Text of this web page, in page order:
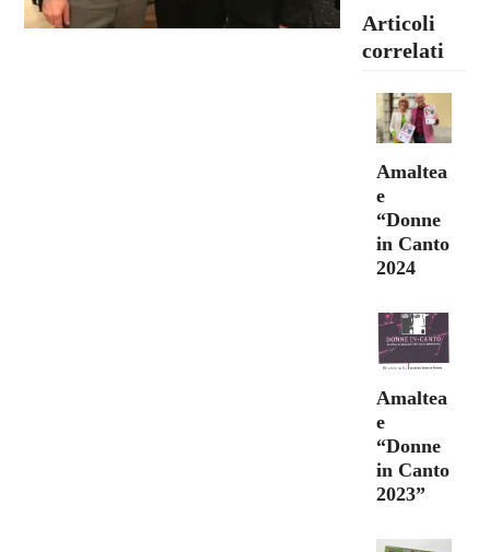
Articoli
correlati
Amaltea
e
“Donne
in Canto
2024
Amaltea
e
“Donne
in Canto
2023”